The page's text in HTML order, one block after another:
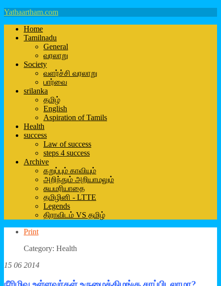
Yathaartham.com
Home
Tamilnadu
General
வரலாறு
Society
வளர்ச்சி வரலாறு
பார்வை
srilanka
தமிழ்
English
Aspiration of Tamils
Health
success
Law of success
steps 4 success
Archive
கறுப்பும் காவியும்
அறிந்தும் அறியாமலும்
சுயமரியாதை
தமிழினி - LTTE
Legends
திராவிடம் VS தமிழ்
Print
Category: Health
15 06 2014